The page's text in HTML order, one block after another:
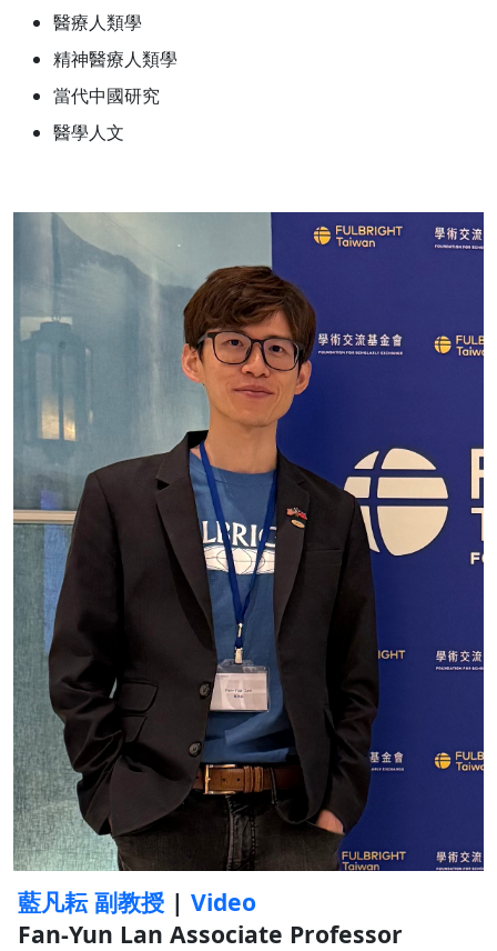
醫療人類學
精神醫療人類學
當代中國研究
醫學人文
藍凡耘 副教授 | Video
Fan-Yun Lan Associate Professor